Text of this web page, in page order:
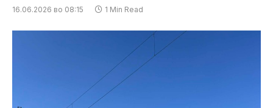
16.06.2026 во 08:15 1 Min Read